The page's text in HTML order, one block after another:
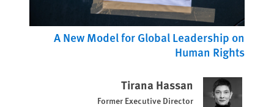
A New Model for Global Leadership on
Human Rights
Tirana Hassan
Former Executive Director